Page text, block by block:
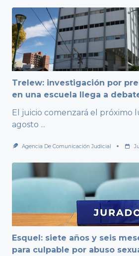
Trelew: investigación por
en una escuela llega a
El juicio comenzará el próximo
agosto ...
Agencia De Comunicación Judicial
Esquel: siete años y seis
para culpable por abuso